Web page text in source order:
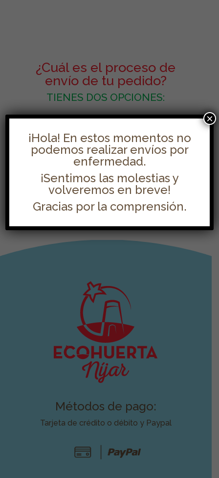
¿Cuál es el proceso de
envío de tu pedido?
TIENES DOS OPCIONES:
Métodos de pago:
Tarjeta de crédito o débito y Paypal
¡Hola! En estos momentos no
podemos realizar envíos por
enfermedad.
¡Sentimos las molestias y
volveremos en breve!
Gracias por la comprensión.
×